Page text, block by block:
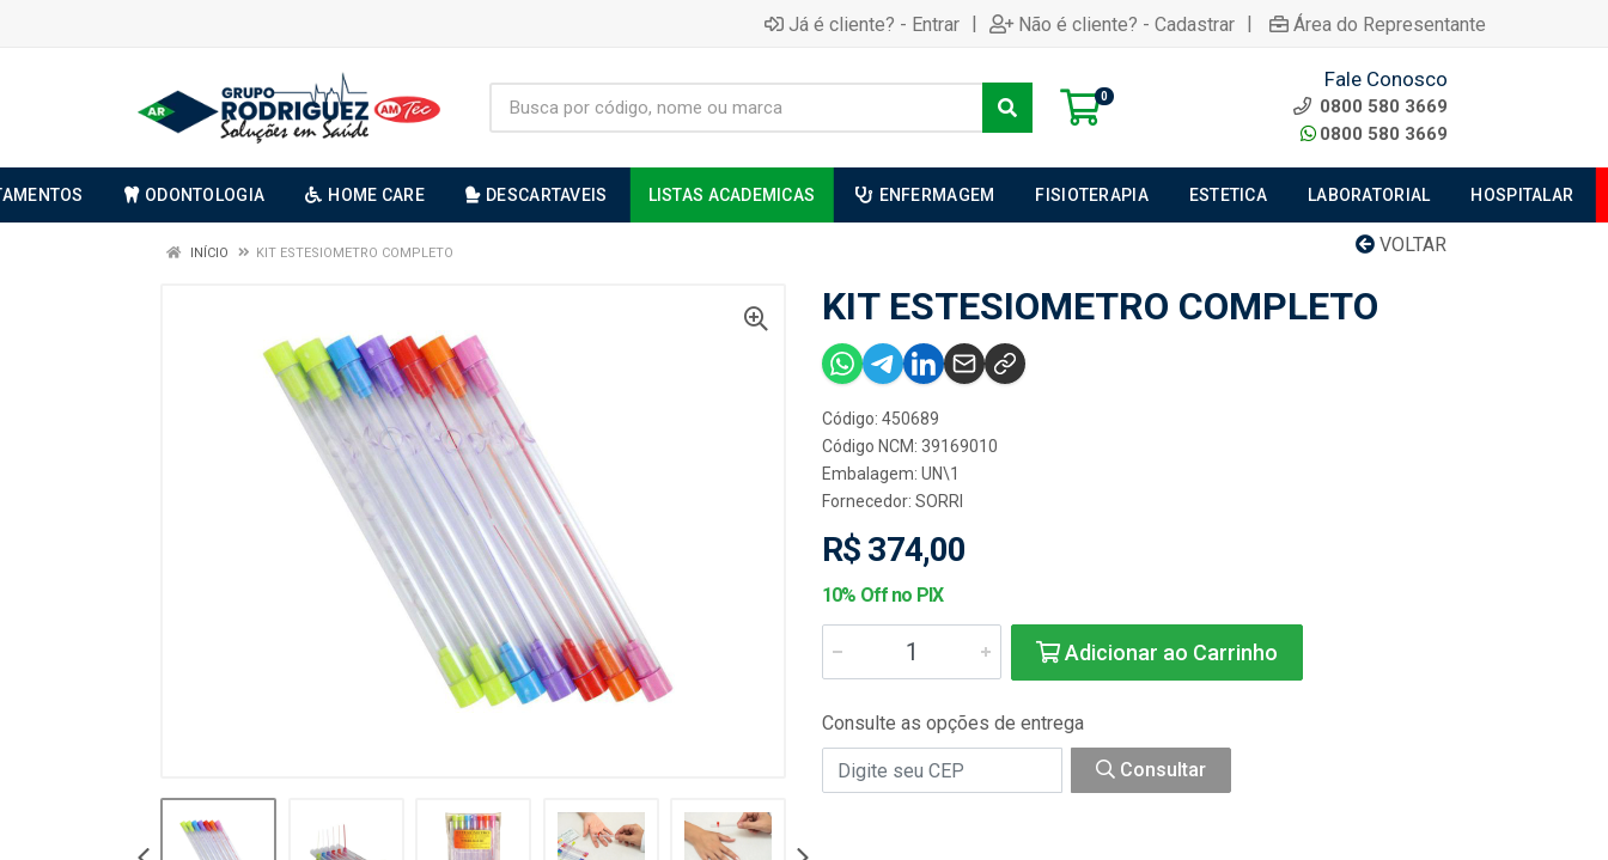
Já é cliente? - Entrar | Não é cliente? - Cadastrar | Área do Representante
0
Fale Conosco
0800 580 3669
0800 580 3669
ODONTOLOGIA HOME CARE DESCARTAVEIS LISTAS ACADEMICAS ENFERMAGEM FISIOTERAPIA ESTETICA LABORATORIAL HOSPITALAR
VOLTAR
INÍCIO KIT ESTESIOMETRO COMPLETO
KIT ESTESIOMETRO COMPLETO
Código: 450689
Código NCM: 39169010
Embalagem: UN\1
Fornecedor: SORRI
R$ 374,00
10% Off no PIX
Adicionar ao Carrinho
Consulte as opções de entrega
Consultar